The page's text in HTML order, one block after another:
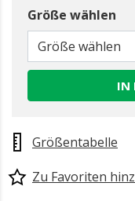
Größe wählen
Größe wählen
IN
Größentabelle
Zu Favoriten